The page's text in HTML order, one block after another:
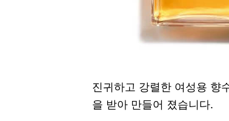
진귀하고 강렬한 여성용 향
을 받아 만들어 졌습니다.